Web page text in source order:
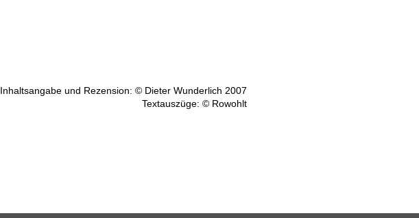
Inhaltsangabe und Rezension: © Dieter Wunderlich 2007
Textauszüge: © Rowohlt